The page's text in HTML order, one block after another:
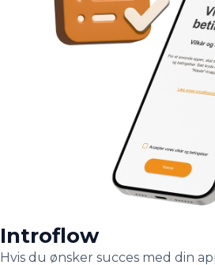
Introflow
Hvis du ønsker succes med din